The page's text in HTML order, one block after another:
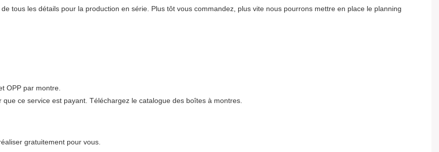
tous les détails pour la production en série. Plus tôt vous commandez, plus vite nous pourrons mettre en place le planning
OPP par montre.
ce service est payant. Téléchargez le catalogue des boîtes à montres.
gratuitement pour vous.